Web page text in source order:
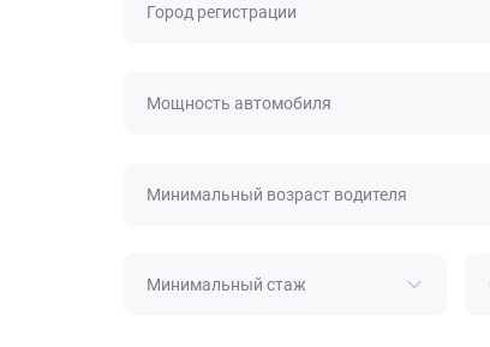
Город регистрации
Мощность автомобиля
Минимальный возраст водителя
Минимальный стаж